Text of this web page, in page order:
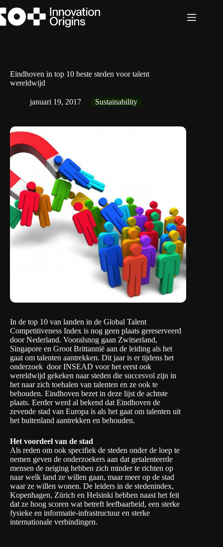
naar
de
Eindhoven in top 10 beste steden voor talent
wereldwijd
januari 19, 2017 Sustainability
In de top 10 van landen in de Global Talent
Competitiveness Index is nog geen plaats gereserveerd
door Nederland. Vooralsnog gaan Zwitserland,
Singapore en Groot Brittannië aan de leiding als het
gaat om talenten aantrekken. Dit jaar is er tijdens het
onderzoek door INSEAD voor het eerst ook
wereldwijd gekeken naar steden die succesvol zijn in
het naar zich toehalen van talenten en ze ook te
behouden. Eindhoven bezet in deze lijst de achtste
plaats. Eerder werd al bekend dat Eindhoven de
zevende stad van Europa is als het gaat om talenten uit
het buitenland aantrekken en behouden.
Het voordeel van de stad
Als reden om ook specifiek de steden onder de loep te
nemen geven de onderzoekers aan dat getalenteerde
mensen de neiging hebben zich minder te richten op
naar welk land ze willen gaan, maar meer op de stad
waar ze willen wonen. De leiders in de stedenindex,
Kopenhagen, Zürich en Helsinki hebben naast het feit
dat ze hoog scoren wat betreft leefbaarheid, een sterke
fysieke en informatie-infrastructuur en sterke
internationale verbindingen.